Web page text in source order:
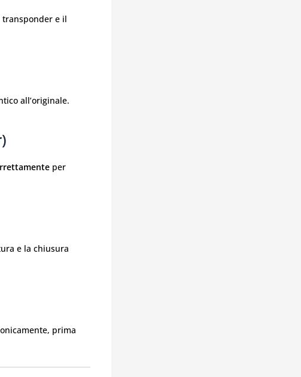
e il
all’originale.
per
e la chiusura
prima